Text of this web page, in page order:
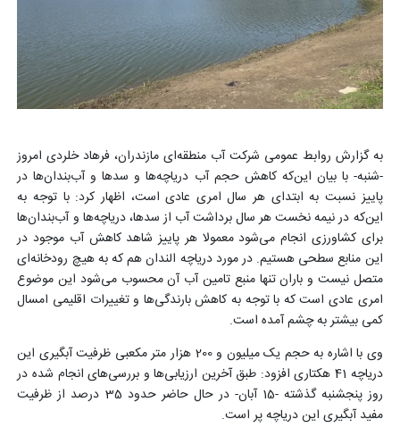
به گزارش روابط عمومی شرکت آب منطقه‌ای مازندران، فرهاد خلردی امروز
-شنبه- با بیان این‌که کاهش حجم آب دریاچه‌ها و سدها و آب‌بندان‌ها در
پاییز نسبت به ابتدای هر سال امری عادی است، اظهار کرد: با توجه به
این‌که در نیمه نخست هر سال برداشت آب از سدها، دریاچه‌ها و آب‌بندان‌ها
برای کشاورزی انجام می‌شود معمولا هر پاییز شاهد کاهش آب موجود در
این منابع سطحی هستیم. در مورد دریاچه الندان هم که به هیچ رودخانه‌ای
متصل نیست و باران تنها منبع تامین آب آن محسوب می‌شود این موضوع
امری عادی است که با توجه به کاهش بارندگی‌ها و تغییرات اقلیمی امسال
کمی بیشتر به چشم آمده است.
وی با اشاره به حجم یک میلیون و 200 هزار متر مکعبی ظرفیت آبگیری این
دریاچه 41 هکتاری افزود: طبق آخرین ارزیابی‌ها و بررسی‌های انجام شده در
روز پنجشنبه گذشته -15 آبان- در حال حاضر حدود 35 درصد از ظرفیت
مفید آبگیری این دریاچه پر است.